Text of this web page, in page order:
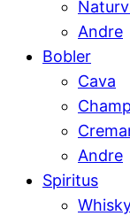
Andre
Bobler
Cava
Andre
Spiritus